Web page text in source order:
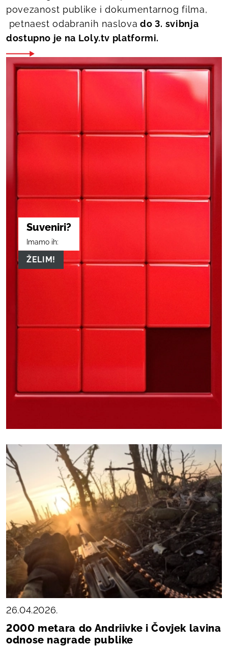
povezanost publike i dokumentarnog filma,
petnaest odabranih naslova do 3. svibnja
dostupno je na Loly.tv platformi.
Suveniri?
Imamo ih:
ŽELIM!
26.04.2026.
2000 metara do Andriivke i Čovjek lavina
odnose nagrade publike